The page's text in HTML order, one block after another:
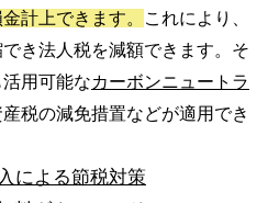
計上できます。
これにより、
き法人税を減額できます。そ
用可能なカーボンニュートラ
産税の減免措置などが適用でき
による節税対策